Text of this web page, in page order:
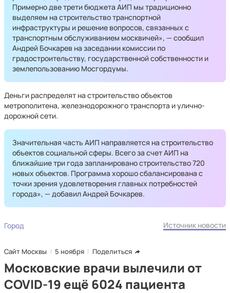
Примерно две трети бюджета АИП мы традиционно
выделяем на строительство транспортной
инфраструктуры и решение вопросов, связанных с
транспортным обслуживанием москвичей», — сообщил
Андрей Бочкарев на заседании комиссии по
градостроительству, государственной собственности и
землепользованию Мосгордумы.
Деньги распределят на строительство объектов
метрополитена, железнодорожного транспорта и улично-
дорожной сети.
Значительная часть АИП направляется на строительство
объектов социальной сферы. Всего за счет АИП на
ближайшие три года запланировано строительство 720
новых объектов. Программа хорошо сбалансирована с
точки зрения удовлетворения главных потребностей
города», — добавил Андрей Бочкарев.
Город Источник новости
Сайт Москвы 5 ноября Поделиться
Московские врачи вылечили от
COVID-19 ещё 6024 пациента